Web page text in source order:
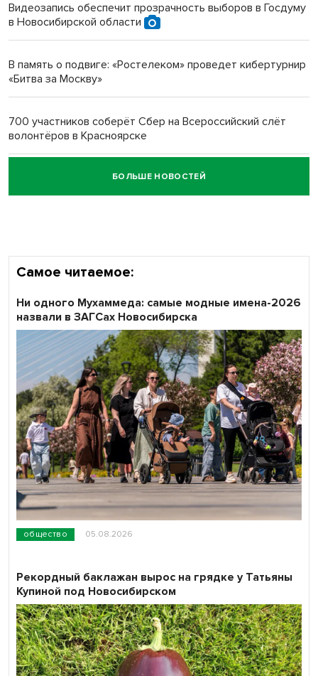
Новосибирский преподаватель с женой вошли в топ-16
Видеозапись обеспечит прозрачность выборов в Госдуму
в Новосибирской области
В память о подвиге: «Ростелеком» проведет кибертурнир
«Битва за Москву»
700 участников соберёт Сбер на Всероссийский слёт
волонтёров в Красноярске
Честный выбор: видеонаблюдение обеспечит
объективность результатов ЕДГ в Новосибирской
БОЛЬШЕ НОВОСТЕЙ
Самое читаемое:
общество 05.08.2026
Ни одного Мухаммеда: самые модные имена-2026
назвали в ЗАГСах Новосибирска
Рекордный баклажан вырос на грядке у Татьяны
Купиной под Новосибирском